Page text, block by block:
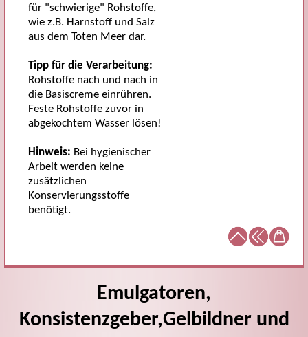
für "schwierige" Rohstoffe,
wie z.B. Harnstoff und Salz
aus dem Toten Meer dar.
Tipp für die Verarbeitung:
Rohstoffe nach und nach in
die Basiscreme einrühren.
Feste Rohstoffe zuvor in
abgekochtem Wasser lösen!
Hinweis: Bei hygienischer
Arbeit werden keine
zusätzlichen
Konservierungsstoffe
benötigt.
Emulgatoren,
Konsistenzgeber,Gelbildner und